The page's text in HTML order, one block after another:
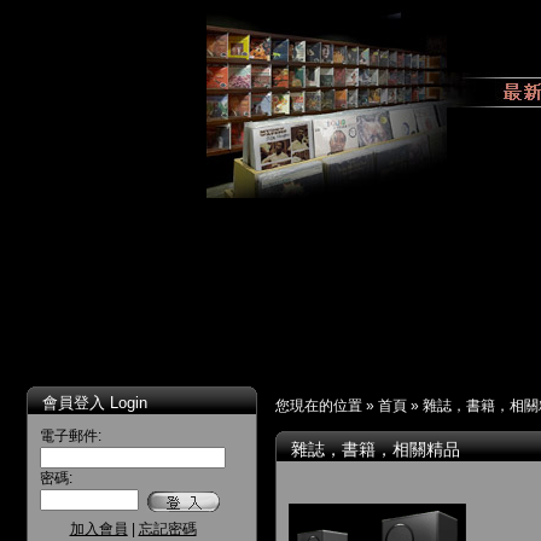
會員登入 Login
電子郵件:
密碼:
加入會員 忘記密碼
您現在的位置 » 首頁 » 雜誌，書籍，相
雜誌，書籍，相關精品